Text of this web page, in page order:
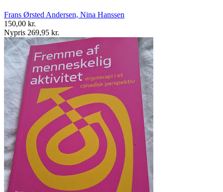
Frans Ørsted Andersen, Nina Hanssen
150,00 kr.
Nypris 269,95 kr.